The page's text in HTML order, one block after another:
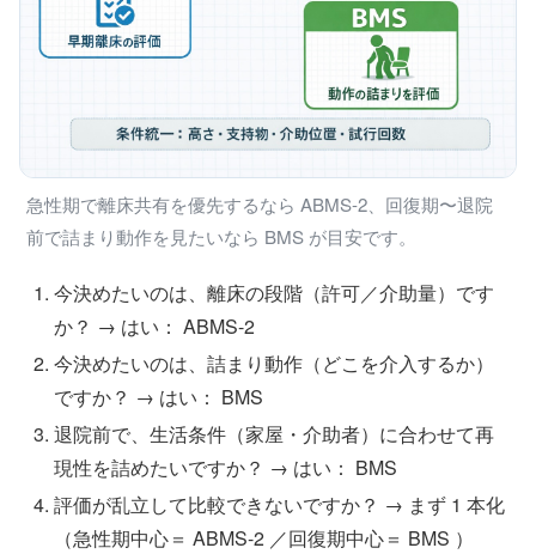
急性期で離床共有を優先するなら ABMS-2、回復期〜退院
前で詰まり動作を見たいなら BMS が目安です。
今決めたいのは、離床の段階（許可／介助量）です
か？ → はい： ABMS-2
今決めたいのは、詰まり動作（どこを介入するか）
ですか？ → はい： BMS
退院前で、生活条件（家屋・介助者）に合わせて再
現性を詰めたいですか？ → はい： BMS
評価が乱立して比較できないですか？ → まず 1 本化
（急性期中心＝ ABMS-2 ／回復期中心＝ BMS ）